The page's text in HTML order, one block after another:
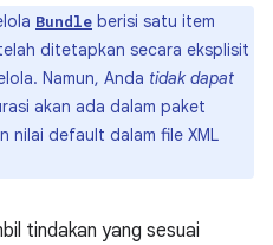
Bundle berisi satu item
ditetapkan secara eksplisit
Namun, Anda tidak dapat
akan ada dalam paket
nilai default dalam file XML
tindakan yang sesuai